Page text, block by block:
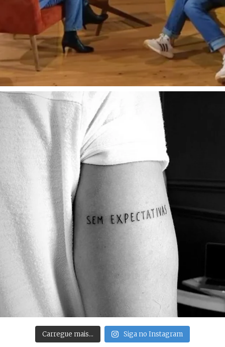
Carregue mais… Siga no Instagram